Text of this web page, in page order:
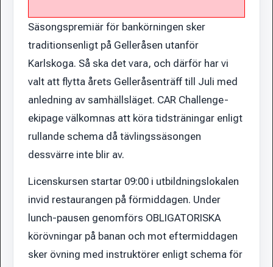
Säsongspremiär för bankörningen sker
traditionsenligt på Gelleråsen utanför
Karlskoga. Så ska det vara, och därför har vi
valt att flytta årets Gelleråsenträff till Juli med
anledning av samhällsläget. CAR Challenge-
ekipage välkomnas att köra tidsträningar enligt
rullande schema då tävlingssäsongen
dessvärre inte blir av.
Licenskursen startar 09:00 i utbildningslokalen
invid restaurangen på förmiddagen. Under
lunch-pausen genomförs OBLIGATORISKA
körövningar på banan och mot eftermiddagen
sker övning med instruktörer enligt schema för